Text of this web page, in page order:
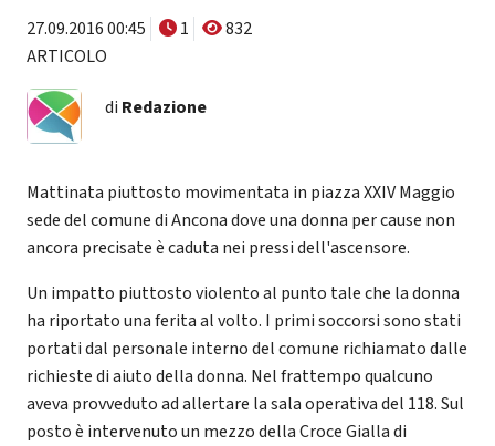
27.09.2016 00:45 1
832
ARTICOLO
di Redazione
Mattinata piuttosto movimentata in piazza XXIV Maggio
sede del comune di Ancona dove una donna per cause non
ancora precisate è caduta nei pressi dell'ascensore.
Un impatto piuttosto violento al punto tale che la donna
ha riportato una ferita al volto. I primi soccorsi sono stati
portati dal personale interno del comune richiamato dalle
richieste di aiuto della donna. Nel frattempo qualcuno
aveva provveduto ad allertare la sala operativa del 118. Sul
posto è intervenuto un mezzo della Croce Gialla di